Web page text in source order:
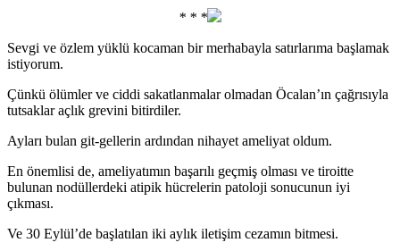
* * *
Sevgi ve özlem yüklü kocaman bir merhabayla satırlarıma başlamak
istiyorum.
Çünkü ölümler ve ciddi sakatlanmalar olmadan Öcalan’ın çağrısıyla
tutsaklar açlık grevini bitirdiler.
Ayları bulan git-gellerin ardından nihayet ameliyat oldum.
En önemlisi de, ameliyatımın başarılı geçmiş olması ve tiroitte
bulunan nodüllerdeki atipik hücrelerin patoloji sonucunun iyi
çıkması.
Ve 30 Eylül’de başlatılan iki aylık iletişim cezamın bitmesi.